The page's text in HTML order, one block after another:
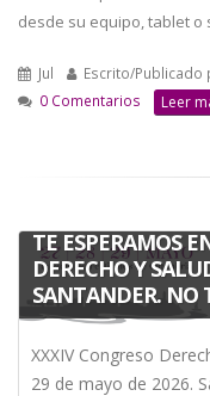
desde su equipo, tablet o
Jul Escrito/Publicado
0 Comentarios Leer
TE ESPERAMOS
DERECHO Y
SANTANDER. NO
XXXIV Congreso
29 de mayo de 2026.